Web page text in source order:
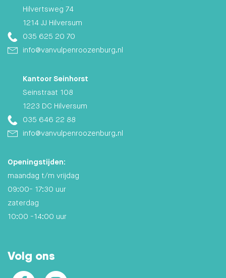
Hilvertsweg 74
1214 JJ Hilversum
035 625 20 70
info@vanvulpenroozenburg.nl
Kantoor Seinhorst
Seinstraat 108
1223 DC Hilversum
035 646 22 88
info@vanvulpenroozenburg.nl
Openingstijden:
maandag t/m vrijdag
09:00- 17:30 uur
zaterdag
10:00 -14:00 uur
Volg ons
Facebook